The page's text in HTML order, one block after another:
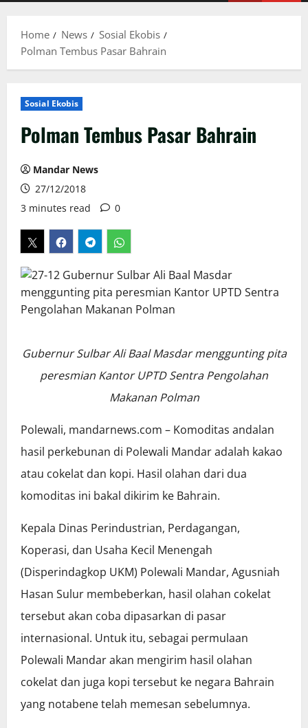
Home News
Sosial Ekobis
Polman Tembus Pasar Bahrain
Sosial Ekobis
Polman Tembus Pasar Bahrain
Mandar News
27/12/2018
3 minutes read
0
Gubernur Sulbar Ali Baal Masdar menggunting pita
peresmian Kantor UPTD Sentra Pengolahan
Makanan Polman
Polewali, mandarnews.com – Komoditas andalan
hasil perkebunan di Polewali Mandar adalah kakao
atau cokelat dan kopi. Hasil olahan dari dua
komoditas ini bakal dikirim ke Bahrain.
Kepala Dinas Perindustrian, Perdagangan,
Koperasi, dan Usaha Kecil Menengah
(Disperindagkop UKM) Polewali Mandar, Agusniah
Hasan Sulur membeberkan, hasil olahan cokelat
tersebut akan coba dipasarkan di pasar
internasional. Untuk itu, sebagai permulaan
Polewali Mandar akan mengirim hasil olahan
cokelat dan juga kopi tersebut ke negara Bahrain
yang notabene telah memesan sebelumnya.